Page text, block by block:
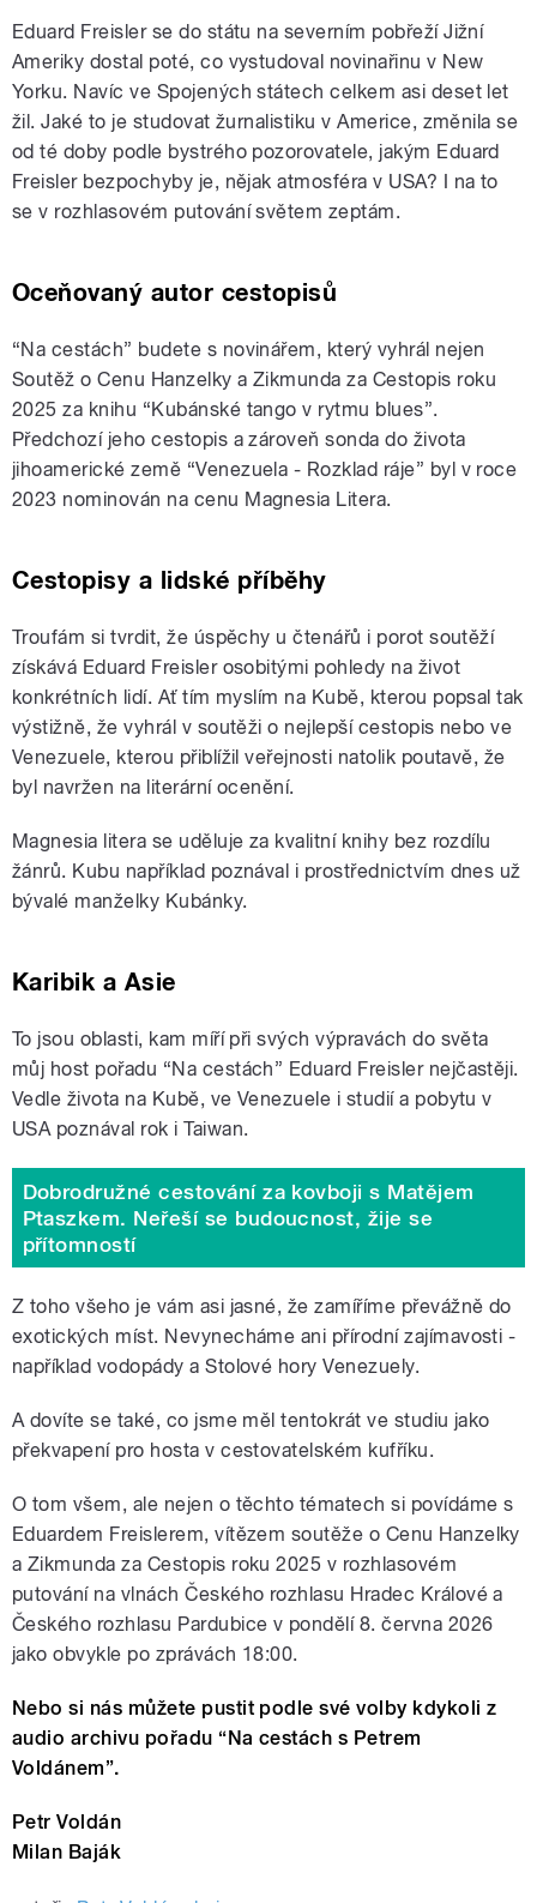
Eduard Freisler se do státu na severním pobřeží Jižní
Ameriky dostal poté, co vystudoval novinařinu v New
Yorku. Navíc ve Spojených státech celkem asi deset let
žil. Jaké to je studovat žurnalistiku v Americe, změnila se
od té doby podle bystrého pozorovatele, jakým Eduard
Freisler bezpochyby je, nějak atmosféra v USA? I na to
se v rozhlasovém putování světem zeptám.
Oceňovaný autor cestopisů
“Na cestách” budete s novinářem, který vyhrál nejen
Soutěž o Cenu Hanzelky a Zikmunda za Cestopis roku
2025 za knihu “Kubánské tango v rytmu blues”.
Předchozí jeho cestopis a zároveň sonda do života
jihoamerické země “Venezuela - Rozklad ráje” byl v roce
2023 nominován na cenu Magnesia Litera.
Cestopisy a lidské příběhy
Troufám si tvrdit, že úspěchy u čtenářů i porot soutěží
získává Eduard Freisler osobitými pohledy na život
konkrétních lidí. Ať tím myslím na Kubě, kterou popsal tak
výstižně, že vyhrál v soutěži o nejlepší cestopis nebo ve
Venezuele, kterou přiblížil veřejnosti natolik poutavě, že
byl navržen na literární ocenění.
Magnesia litera se uděluje za kvalitní knihy bez rozdílu
žánrů. Kubu například poznával i prostřednictvím dnes už
bývalé manželky Kubánky.
Karibik a Asie
To jsou oblasti, kam míří při svých výpravách do světa
můj host pořadu “Na cestách” Eduard Freisler nejčastěji.
Vedle života na Kubě, ve Venezuele i studií a pobytu v
USA poznával rok i Taiwan.
Dobrodružné cestování za kovboji s Matějem
Ptaszkem. Neřeší se budoucnost, žije se
přítomností
Z toho všeho je vám asi jasné, že zamíříme převážně do
exotických míst. Nevynecháme ani přírodní zajímavosti -
například vodopády a Stolové hory Venezuely.
A dovíte se také, co jsme měl tentokrát ve studiu jako
překvapení pro hosta v cestovatelském kufříku.
O tom všem, ale nejen o těchto tématech si povídáme s
Eduardem Freislerem, vítězem soutěže o Cenu Hanzelky
a Zikmunda za Cestopis roku 2025 v rozhlasovém
putování na vlnách Českého rozhlasu Hradec Králové a
Českého rozhlasu Pardubice v pondělí 8. června 2026
jako obvykle po zprávách 18:00.
Nebo si nás můžete pustit podle své volby kdykoli z
audio archivu pořadu “Na cestách s Petrem
Voldánem”.
Petr Voldán
Milan Baják